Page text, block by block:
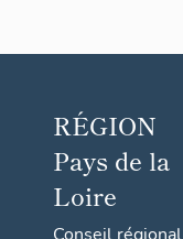
RÉGION
Pays de la
Loire